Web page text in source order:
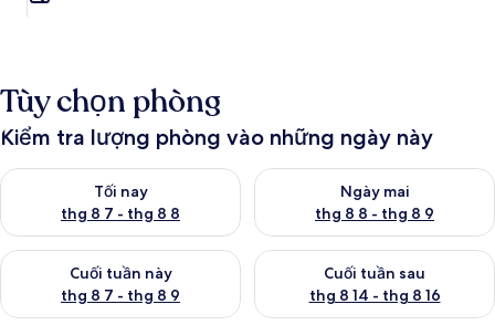
Tùy chọn phòng
Kiểm tra lượng phòng vào những ngày này
Tối nay
thg 8 7 - thg 8 8
Kiểm tra lượng phòng tối nay từ thg 8 7 - thg 8 8
Ngày mai
thg 8 8 - thg 8 9
Kiểm tra lượng phòng ngày
Cuối tuần này
thg 8 7 - thg 8 9
Kiểm tra lượng phòng cuối tuần này từ thg 8 7 - thg 8 9
Cuối tuần sau
thg 8 14 - thg 8 16
Kiểm tra lượng phòng cuối